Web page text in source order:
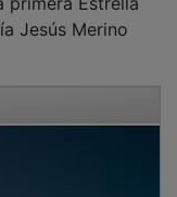
Jesús Merino